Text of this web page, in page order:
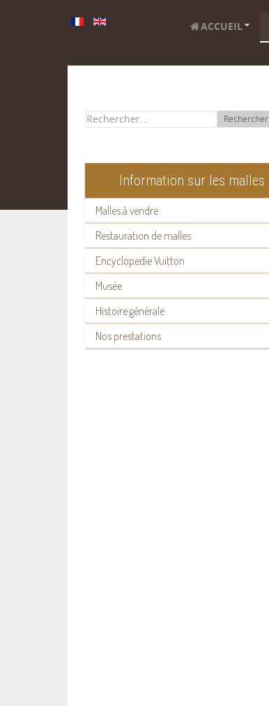
ACCUEIL
Rechercher
Information sur les malles
Malles à vendre
Restauration de malles
Encyclopedie Vuitton
Musée
Histoire générale
Nos prestations